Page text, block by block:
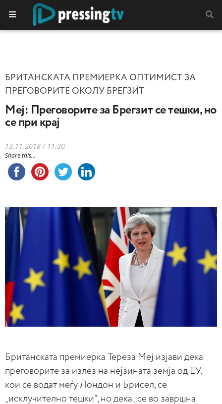
БРИТАНСКАТА ПРЕМИЕРКА ОПТИМИСТ ЗА
ПРЕГОВОРИТЕ ОКОЛУ БРЕГЗИТ
Меј: Преговорите за Брегзит се тешки, но
се при крај
13.11.2018 / 11:30
Share this...
Британската премиерка Тереза Меј изјави дека
преговорите за излез на нејзината земја од ЕУ,
кои се водат меѓу Лондон и Брисел, се
„исклучително тешки“, но дека „се во завршна